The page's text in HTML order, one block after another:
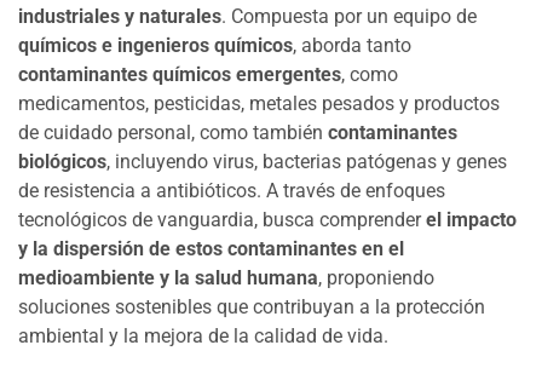
industriales y naturales. Compuesta por un equipo de
químicos e ingenieros químicos, aborda tanto
contaminantes químicos emergentes, como
medicamentos, pesticidas, metales pesados y productos
de cuidado personal, como también contaminantes
biológicos, incluyendo virus, bacterias patógenas y genes
de resistencia a antibióticos. A través de enfoques
tecnológicos de vanguardia, busca comprenderel impacto
y la dispersión de estos contaminantes en el
medioambiente y la salud humana, proponiendo
soluciones sostenibles que contribuyan a la protección
ambiental y la mejora de la calidad de vida.